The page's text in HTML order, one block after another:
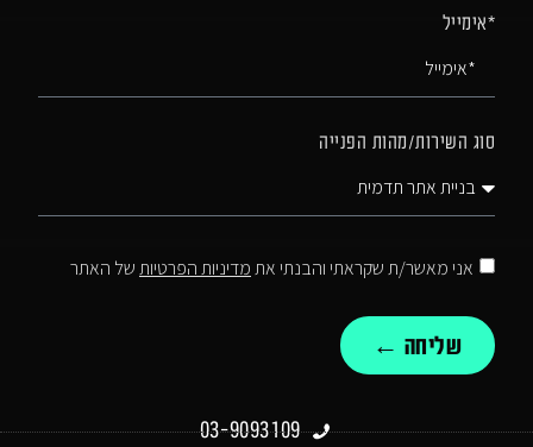
*אימייל
סוג השירות/מהות הפנייה
אני מאשר/ת שקראתי והבנתי אתמדיניות הפרטיותשל האתר
שליחה ←
03-9093109